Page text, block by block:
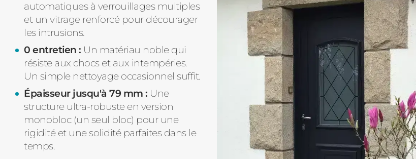
automatiques à verrouillages multiples
et un vitrage renforcé pour décourager
les intrusions.
0 entretien : Un matériau noble qui
résiste aux chocs et aux intempéries.
Un simple nettoyage occasionnel suffit.
Épaisseur jusqu'à 79 mm : Une
structure ultra-robuste en version
monobloc (un seul bloc) pour une
rigidité et une solidité parfaites dans le
temps.